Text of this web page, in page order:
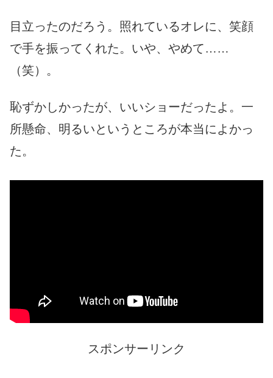
目立ったのだろう。照れているオレに、笑顔
で手を振ってくれた。いや、やめて……
（笑）。
恥ずかしかったが、いいショーだったよ。一
所懸命、明るいというところが本当によかっ
た。
スポンサーリンク